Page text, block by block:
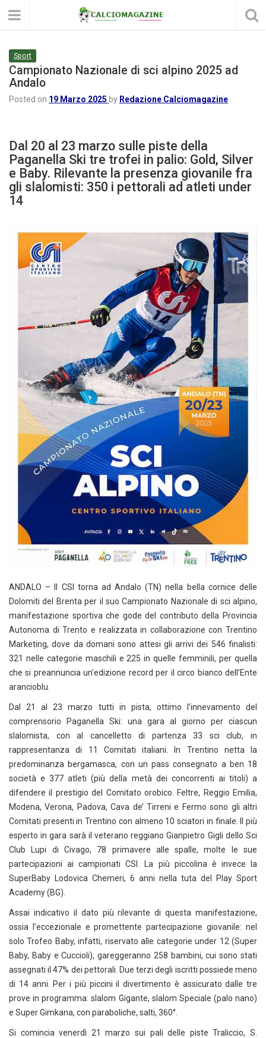
Sport
Campionato Nazionale di sci alpino 2025 ad
Andalo
Posted on 19 Marzo 2025 by Redazione Calciomagazine
Dal 20 al 23 marzo sulle piste della
Paganella Ski tre trofei in palio: Gold, Silver
e Baby. Rilevante la presenza giovanile fra
gli slalomisti: 350 i pettorali ad atleti under
14
ANDALO – Il CSI torna ad Andalo (TN) nella bella cornice delle
Dolomiti del Brenta per il suo Campionato Nazionale di sci alpino,
manifestazione sportiva che gode del contributo della Provincia
Autonoma di Trento e realizzata in collaborazione con Trentino
Marketing, dove da domani sono attesi gli arrivi dei 546 finalisti:
321 nelle categorie maschili e 225 in quelle femminili, per quella
che si preannuncia un’edizione record per il circo bianco dell’Ente
arancioblu.
Dal 21 al 23 marzo tutti in pista, ottimo l’innevamento del
comprensorio Paganella Ski: una gara al giorno per ciascun
slalomista, con al cancelletto di partenza 33 sci club, in
rappresentanza di 11 Comitati italiani. In Trentino netta la
predominanza bergamasca, con un pass consegnato a ben 18
società e 377 atleti (più della metà dei concorrenti ai titoli) a
difendere il prestigio del Comitato orobico. Feltre, Reggio Emilia,
Modena, Verona, Padova, Cava de’ Tirreni e Fermo sono gli altri
Comitati presenti in Trentino con almeno 10 sciatori in finale. Il più
esperto in gara sarà il veterano reggiano Gianpietro Gigli dello Sci
Club Lupi di Civago, 78 primavere alle spalle, molte le sue
partecipazioni ai campionati CSI. La più piccolina è invece la
SuperBaby Lodovica Chemeri, 6 anni nella tuta del Play Sport
Academy (BG).
Assai indicativo il dato più rilevante di questa manifestazione,
ossia l’eccezionale e promettente partecipazione giovanile: nel
solo Trofeo Baby, infatti, riservato alle categorie under 12 (Super
Baby, Baby e Cuccioli), gareggeranno 258 bambini, cui sono stati
assegnati il 47% dei pettorali. Due terzi degli iscritti possiede meno
di 14 anni. Per i più piccini il divertimento è assicurato dalle tre
prove in programma: slalom Gigante, slalom Speciale (palo nano)
e Super Gimkana, con paraboliche, salti, 360°.
Si comincia venerdì 21 marzo sui pali delle piste Traliccio, S.